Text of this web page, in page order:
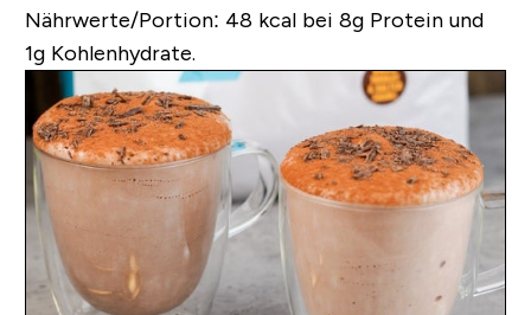
Nährwerte/Portion: 48 kcal bei 8g Protein und
1g Kohlenhydrate.